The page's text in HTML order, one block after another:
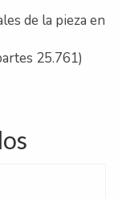
de la pieza en
25.761)